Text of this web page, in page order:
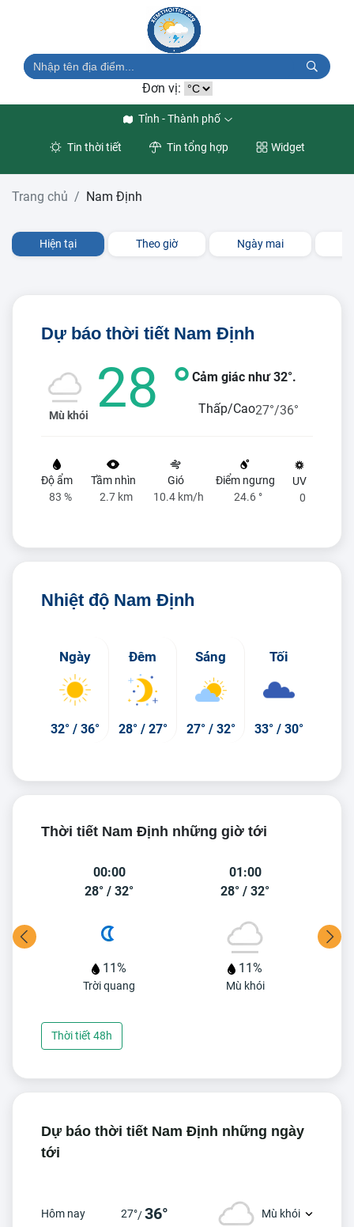
Đơn vị:
Tỉnh - Thành phố
Tin thời tiết Tin tổng hợp Widget
Trang chủ Nam Định
Hiện tại Theo giờ Ngày mai
Dự báo thời tiết Nam Định
Mù khói 28 ° Cảm giác như 32°.
Thấp/Cao27°/36°
Độ ẩm
83 %
Tầm nhìn
2.7 km
Gió
10.4 km/h
Điểm ngưng
24.6 °
UV
0
Nhiệt độ Nam Định
Ngày
32° / 36°
Đêm
28° / 27°
Sáng
27° / 32°
Tối
33° / 30°
Thời tiết Nam Định những giờ tới
00:00
28° / 32°
11%
Trời quang
01:00
28° / 32°
11%
Mù khói
Thời tiết 48h
Dự báo thời tiết Nam Định những ngày
tới
Hôm nay 27°/36° Mù khói